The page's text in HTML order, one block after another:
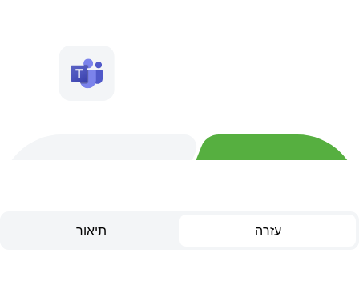
תיאור עזרה